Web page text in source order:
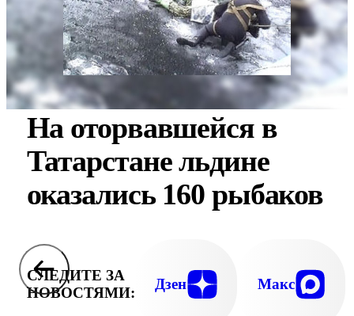
На оторвавшейся в
Татарстане льдине
оказались 160 рыбаков
СЛЕДИТЕ ЗА
НОВОСТЯМИ:
Дзен Макс